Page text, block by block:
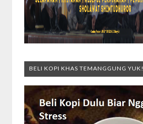
BELI KOPI KHAS TEMANGGUNG YUK!